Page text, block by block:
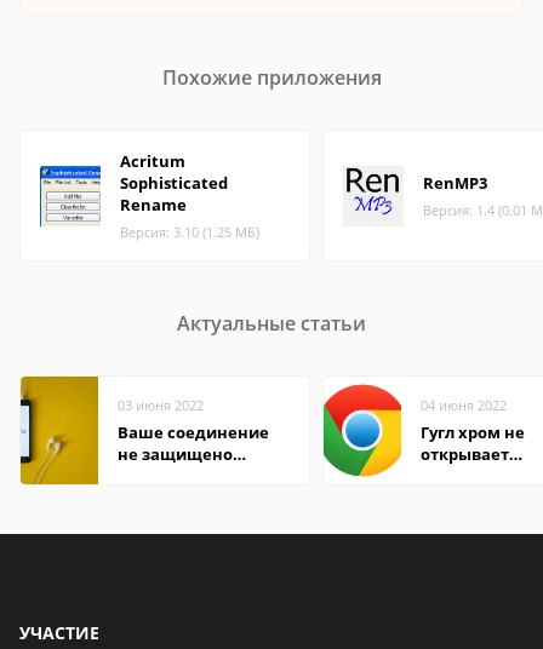
Похожие приложения
Acritum
Sophisticated
Rename
Версия: 3.10 (1.25 МБ)
RenMP3
Версия: 1.4 (0.01
Актуальные статьи
03 июня 2022
Ваше соединение
не защищено
04 июня 2022
Гугл хром не
открывает
УЧАСТИЕ